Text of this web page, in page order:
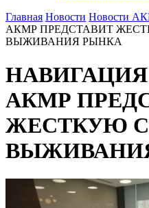
Главная Новости Новости
АКМР ПРЕДСТАВИТ
ВЫЖИВАНИЯ РЫНКА
НАВИГАЦИЯ
АКМР
ЖЕСТКУЮ